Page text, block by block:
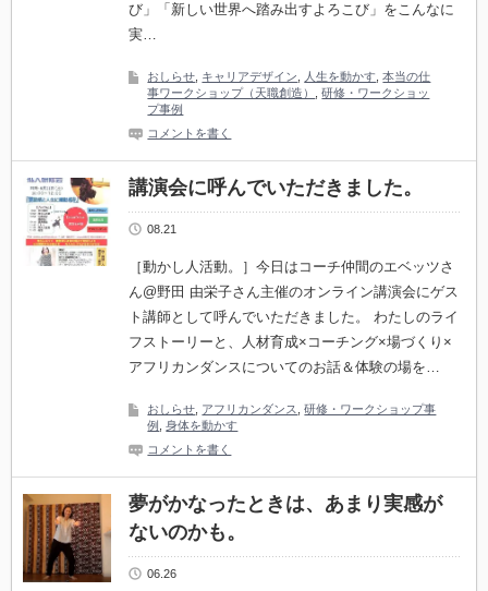
び」「新しい世界へ踏み出すよろこび」をこんなに
実…
おしらせ キャリアデザイン 人生を動かす ,本当の仕
事ワークショップ（天職創造）
,研修・ワークショッ
プ事例
コメントを書く
講演会に呼んでいただきました。
08.21
［動かし人活動。］今日はコーチ仲間のエベッツさ
ん@野田 由栄子さん主催のオンライン講演会にゲス
ト講師として呼んでいただきました。 わたしのライ
フストーリーと、人材育成×コーチング×場づくり×
アフリカンダンスについてのお話＆体験の場を…
おしらせ アフリカンダンス ,研修・ワークショップ事
例 ,身体を動かす
コメントを書く
夢がかなったときは、あまり実感が
ないのかも。
06.26